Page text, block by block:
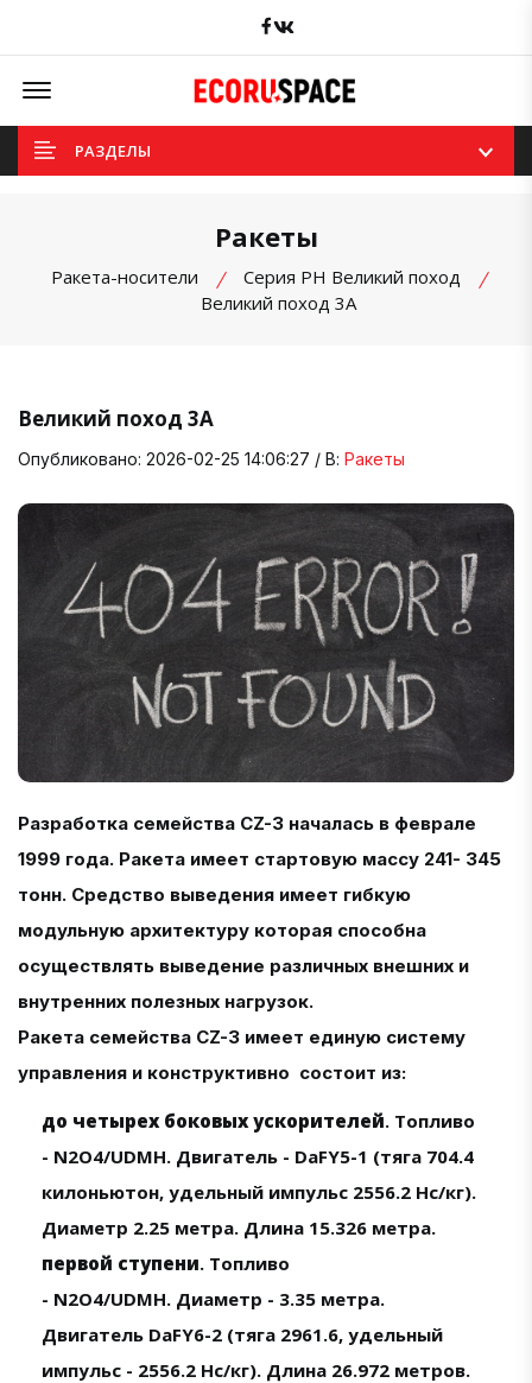
Facebook
Offcanvas Menu Open
РАЗДЕЛЫ
Ракеты
Ракета-носители
Серия РН Великий поход
Великий поход 3A
Великий поход 3A
Опубликовано: 2026-02-25 14:06:27 / В: Ракеты
Разработка семейства CZ-3 началась в феврале
1999 года. Ракета имеет стартовую массу 241- 345
тонн. Средство выведения имеет гибкую
модульную архитектуру которая способна
осуществлять выведение различных внешних и
внутренних полезных нагрузок.
Ракета семейства CZ-3 имеет единую систему
управления и конструктивно состоит из:
до четырех боковых ускорителей. Топливо
- N2O4/UDMH. Двигатель - DaFY5-1 (тяга 704.4
килоньютон, удельный импульс 2556.2 Нс/кг).
Диаметр 2.25 метра. Длина 15.326 метра.
первой ступени. Топливо
- N2O4/UDMH. Диаметр - 3.35 метра.
Двигатель DaFY6-2 (тяга 2961.6, удельный
импульс - 2556.2 Нс/кг). Длина 26.972 метров.